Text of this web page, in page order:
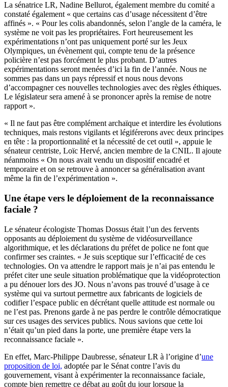
La sénatrice LR, Nadine Bellurot, également membre du comité a
constaté également « que certains cas d’usage nécessitent d’être
affinés ». « Pour les colis abandonnés, selon l’angle de la caméra, le
système ne voit pas les propriétaires. Fort heureusement les
expérimentations n’ont pas uniquement porté sur les Jeux
Olympiques, un évènement qui, compte tenu de la présence
policière n’est pas forcément le plus probant. D’autres
expérimentations seront menées d’ici la fin de l’année. Nous ne
sommes pas dans un pays répressif et nous nous devons
d’accompagner ces nouvelles technologies avec des règles éthiques.
Le législateur sera amené à se prononcer après la remise de notre
rapport ».
« Il ne faut pas être complément archaïque et interdire les évolutions
techniques, mais restons vigilants et légiférerons avec deux principes
en tête : la proportionnalité et la nécessité de cet outil », appuie le
sénateur centriste, Loïc Hervé, ancien membre de la CNIL. Il ajoute
néanmoins « On nous avait vendu un dispositif encadré et
temporaire et on se retrouve à annoncer sa généralisation avant
même la fin de l’expérimentation ».
Une étape vers le déploiement de la reconnaissance
faciale ?
Le sénateur écologiste Thomas Dossus était l’un des fervents
opposants au déploiement du système de vidéosurveillance
algorithmique, et les déclarations du préfet de police ne font que
confirmer ses craintes. « Je suis sceptique sur l’efficacité de ces
technologies. On va attendre le rapport mais je n’ai pas entendu le
préfet citer une seule situation problématique que la vidéoprotection
a pu dénouer lors des JO. Nous n’avons pas trouvé d’usage à ce
système qui va surtout permettre aux fabricants de logiciels de
codifier l’espace public en décrétant quelle attitude est normale ou
ne l’est pas. Prenons garde à ne pas perdre le contrôle démocratique
sur ces usages des services publics. Nous savions que cette loi
n’était qu’un pied dans la porte, une première étape vers la
reconnaissance faciale ».
En effet, Marc-Philippe Daubresse, sénateur LR à l’origine d’une
proposition de loi, adoptée par le Sénat contre l’avis du
gouvernement, visant à expérimenter la reconnaissance faciale,
compte bien remettre ce débat au goût du jour lorsque la